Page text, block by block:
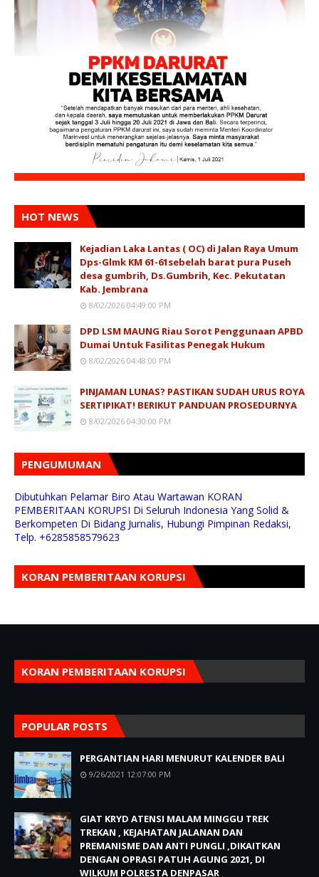
HOT NEWS
Kejadian Laka Lantas ( OC) di Jalan Raya Umum
Dps-Glmk KM 61-61sebelah barat pura Puseh
desa gumbrih, Ds.Gumbrih, Kec. Pekutatan
Kab. Jembrana
8/02/2026 04:49:00 PM
DPD LSM MAUNG Riau Sorot Penggunaan APBD
Dumai Untuk Fasilitas Penegak Hukum
8/02/2026 04:48:00 PM
PINJAMAN LUNAS? PASTIKAN SUDAH URUS ROYA
SERTIPIKAT! BERIKUT PANDUAN PROSEDURNYA
8/02/2026 04:30:00 PM
PENGUMUMAN
Dibutuhkan Pelamar Biro Atau Wartawan KORAN
PEMBERITAAN KORUPSI Di Seluruh Indonesia Yang Solid &
Berkompeten Di Bidang Jurnalis, Hubungi Pimpinan Redaksi,
Telp. +6285858579623
KORAN PEMBERITAAN KORUPSI
KORAN PEMBERITAAN KORUPSI
POPULAR POSTS
PERGANTIAN HARI MENURUT KALENDER BALI
9/26/2021 12:07:00 PM
GIAT KRYD ATENSI MALAM MINGGU TREK
TREKAN , KEJAHATAN JALANAN DAN
PREMANISME DAN ANTI PUNGLI ,DIKAITKAN
DENGAN OPRASI PATUH AGUNG 2021, DI
WILKUM POLRESTA DENPASAR